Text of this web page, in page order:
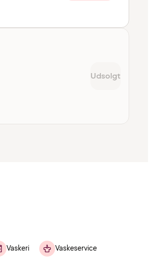
Udsolgt
Vaskeri Vaskeservice